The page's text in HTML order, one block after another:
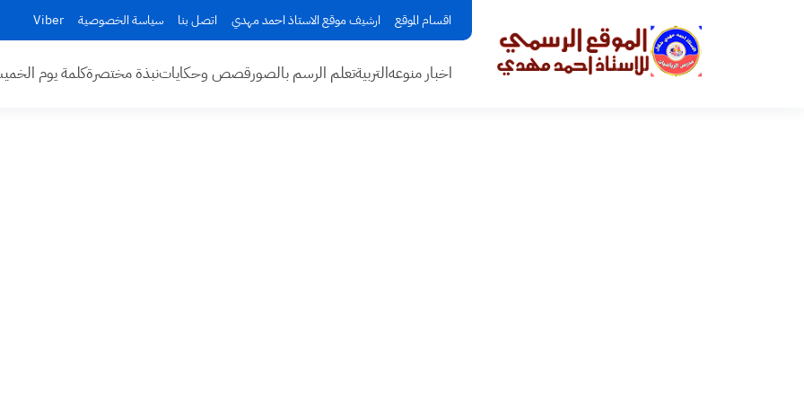
اقسام الموقع ارشيف موقع الاستاذ احمد مهدي اتصل بنا سياسة الخصوصية Viber
اخبار منوعهالتربيةتعلم الرسم بالصورقصص وحكاياتنبذة مختصرةكلمة يوم